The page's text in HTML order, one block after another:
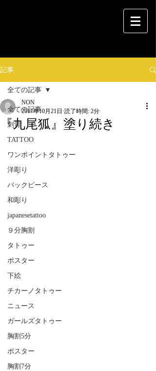
記事
全ての記事
刺青
TATTOO
ワンポイントタトゥー
洋彫り
バックピース
和彫り
japanesetattoo
９分胸割
タトゥー
ポスター
下絵
チカーノタトゥー
ニュース
ガールズタトゥー
胸割5分
ポスター
胸割7分
全ての記事
『九尾狐』塗り続き
NON
2017年10月21日 読了時間: 2分